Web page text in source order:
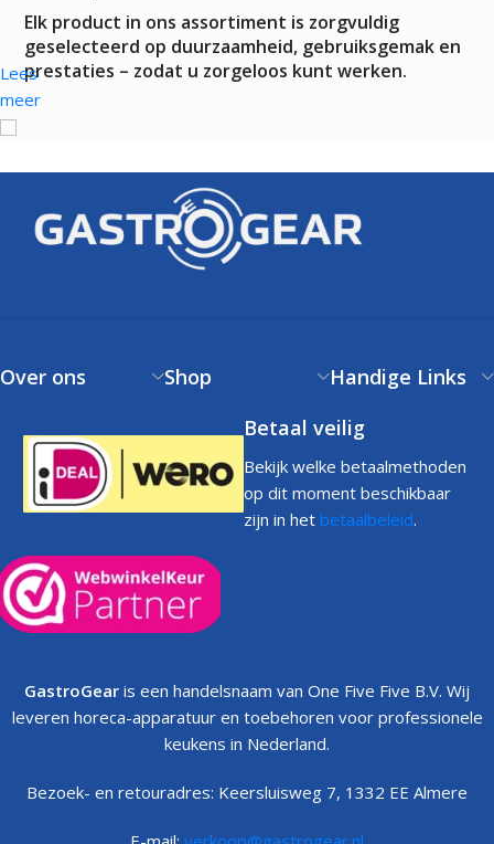
Elk product in ons assortiment is zorgvuldig
geselecteerd op duurzaamheid, gebruiksgemak en
prestaties – zodat u zorgeloos kunt werken.
Lees
meer
Over ons Shop
Handige Links
Betaal veilig
Bekijk welke betaalmethoden
op dit moment beschikbaar
zijn in het betaalbeleid.
GastroGear is een handelsnaam van One Five Five B.V. Wij
leveren horeca-apparatuur en toebehoren voor professionele
keukens in Nederland.
Bezoek- en retouradres: Keersluisweg 7, 1332 EE Almere